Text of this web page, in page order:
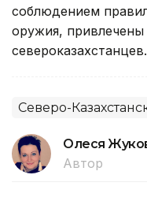
соблюдением
оружия, привлечены
североказахстанцев.
Северо-
Олеся
Автор